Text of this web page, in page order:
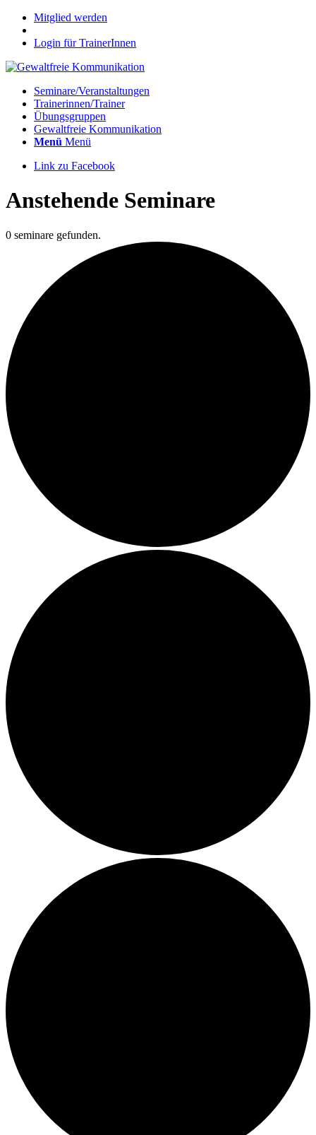
Mitglied werden
Login für TrainerInnen
Seminare/Veranstaltungen
Trainerinnen/Trainer
Übungsgruppen
Gewaltfreie Kommunikation
Menü Menü
Link zu Facebook
Anstehende Seminare
0 seminare gefunden.